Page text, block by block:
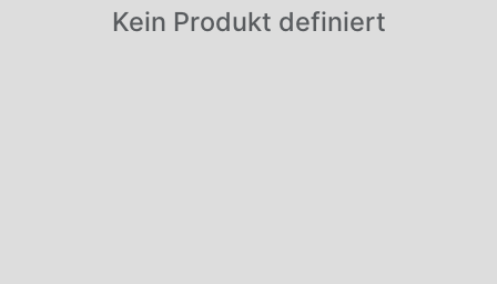
Kein Produkt definiert